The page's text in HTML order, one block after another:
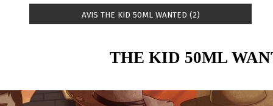
AVIS THE KID 50ML WANTED (2)
THE KID 50ML